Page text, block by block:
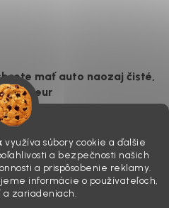
využíva súbory cookie a ďalšie
a bezpečnosti našich
a prispôsobenie reklamy.
informácie o používateľoch,
a zariadeniach.
mať auto naozaj čisté,
pár eur
na palubnú dosku vás ide poraziť. V
a v švíkoch sedačiek na vás stále
tam jednodu...
5 kúskov autokozmetiky,